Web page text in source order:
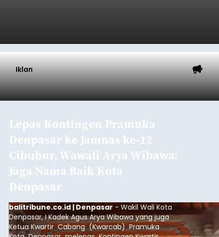
Gianyar, Sanur di Kota Denpasar, serta Kepulauan
Nusa Penida Klungkung sebagai kawasan rendah
emisi.
Denpasar
Submitted bycontributoronThu, 08/06/2026 - 19:59
Baca Selengkapnya
Pemkab. dan DPRD Badung
Sepakati KUA-PPAS 2027,
Belanja Daerah Tembus Rp
14,2 Triliun
balitribune.co.id | Mangupura- Pemerintah